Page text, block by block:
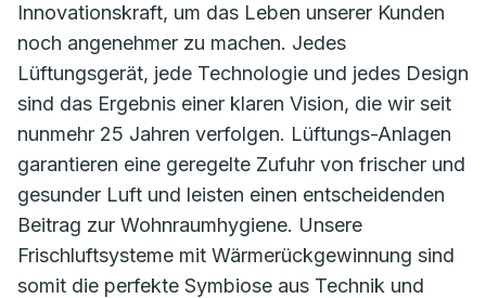
Innovationskraft, um das Leben unserer Kunden
noch angenehmer zu machen. Jedes
Lüftungsgerät, jede Technologie und jedes Design
sind das Ergebnis einer klaren Vision, die wir seit
nunmehr 25 Jahren verfolgen. Lüftungs-Anlagen
garantieren eine geregelte Zufuhr von frischer und
gesunder Luft und leisten einen entscheidenden
Beitrag zur Wohnraumhygiene. Unsere
Frischluftsysteme mit Wärmerückgewinnung sind
somit die perfekte Symbiose aus Technik und